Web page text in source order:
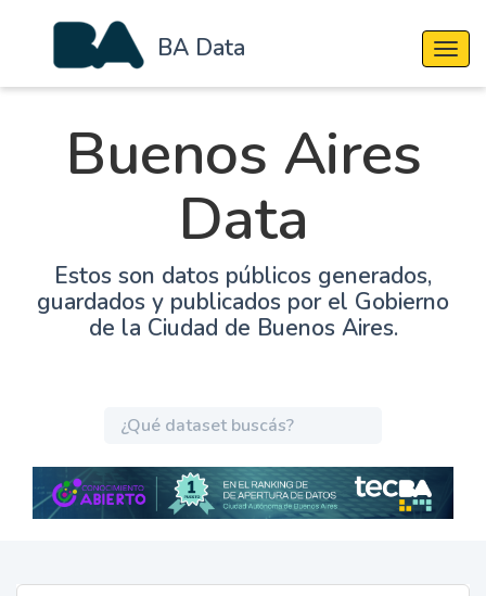
BA Data
Buenos Aires
Data
Estos son datos públicos generados,
guardados y publicados por el Gobierno
de la Ciudad de Buenos Aires.